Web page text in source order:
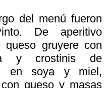
del menú fueron
De aperitivo
queso gruyere con
y crostinis de
en soya y miel,
queso y masas